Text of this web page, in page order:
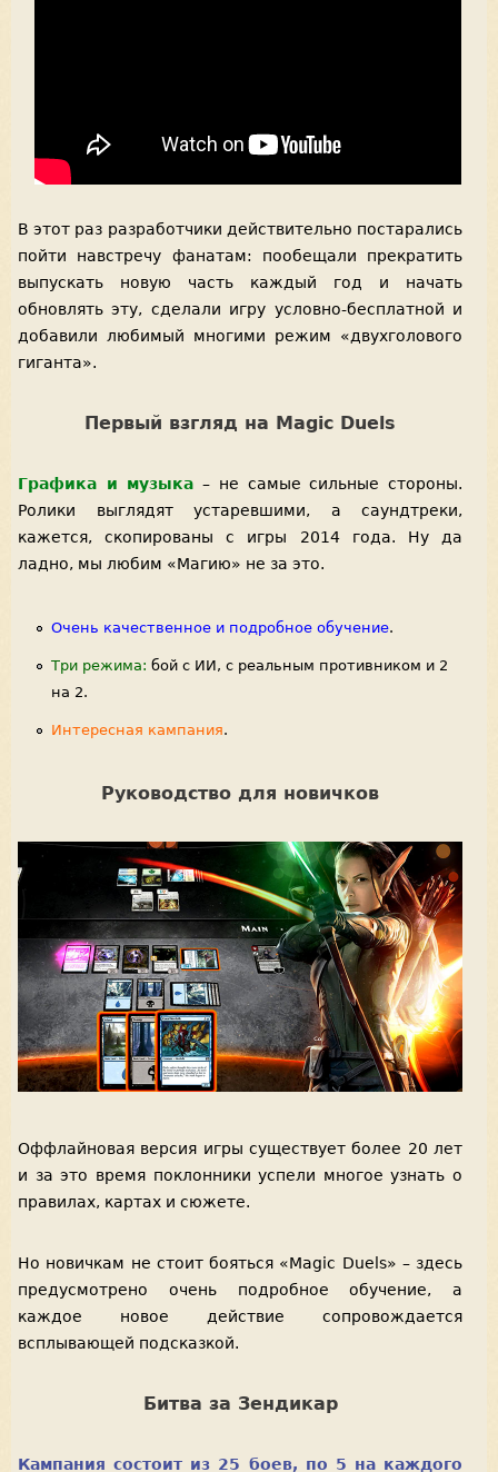
В этот раз разработчики действительно постарались
пойти навстречу фанатам: пообещали прекратить
выпускать новую часть каждый год и начать
обновлять эту, сделали игру условно-бесплатной и
добавили любимый многими режим «двухголового
гиганта».
Первый взгляд на Magic Duels
Графика и музыка – не самые сильные стороны.
Ролики выглядят устаревшими, а саундтреки,
кажется, скопированы с игры 2014 года. Ну да
ладно, мы любим «Магию» не за это.
Очень качественное и подробное обучение.
Три режима: бой с ИИ, с реальным противником и 2
на 2.
Интересная кампания.
Руководство для новичков
Оффлайновая версия игры существует более 20 лет
и за это время поклонники успели многое узнать о
правилах, картах и сюжете.
Но новичкам не стоит бояться «Magic Duels» – здесь
предусмотрено очень подробное обучение, а
каждое новое действие сопровождается
всплывающей подсказкой.
Битва за Зендикар
Кампания состоит из 25 боев, по 5 на каждого